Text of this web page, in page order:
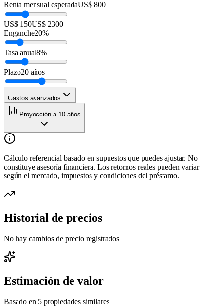
Renta mensual esperadaUS$ 800
US$ 150US$ 2300
Enganche20%
Tasa anual8%
Plazo20 años
Gastos avanzados
Proyección a 10 años
Cálculo referencial basado en supuestos que puedes ajustar. No
constituye asesoría financiera. Los retornos reales pueden variar
según el mercado, impuestos y condiciones del préstamo.
Historial de precios
No hay cambios de precio registrados
Estimación de valor
Basado en 5 propiedades similares